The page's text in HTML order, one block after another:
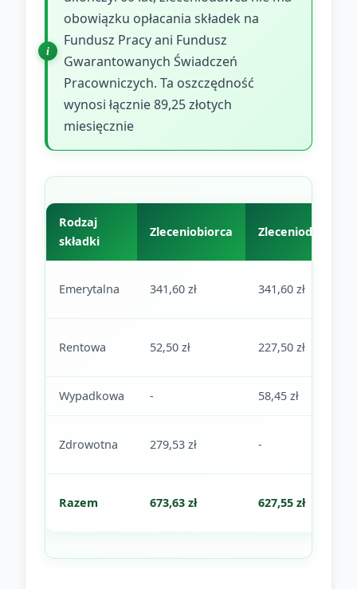
obowiązku opłacania składek na
Fundusz Pracy ani Fundusz
Gwarantowanych Świadczeń
Pracowniczych. Ta oszczędność
wynosi łącznie 89,25 złotych
miesięcznie
Rodzaj
składki
Zleceniobiorca Zleceniodawca
Emerytalna 341,60 zł 341,60 zł
Rentowa 52,50 zł 227,50 zł
Wypadkowa - 58,45 zł
Zdrowotna 279,53 zł -
Razem 673,63 zł 627,55 zł